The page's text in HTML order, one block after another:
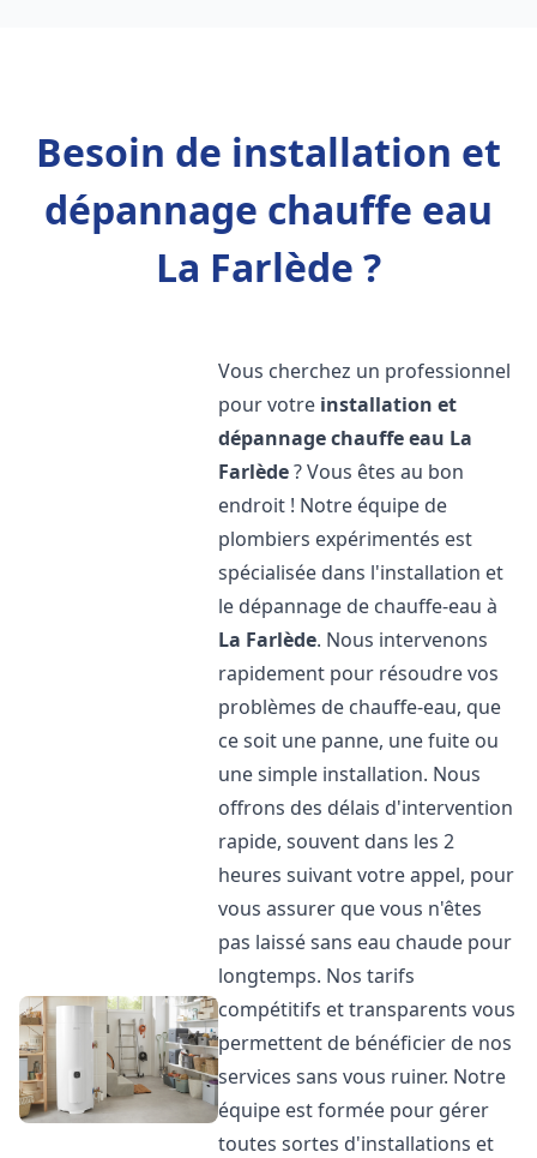
Besoin de installation et
dépannage chauffe eau
La Farlède ?
Vous cherchez un professionnel
pour votre installation et
dépannage chauffe eau La
Farlède? Vous êtes au bon
endroit ! Notre équipe de
plombiers expérimentés est
spécialisée dans l'installation et
le dépannage de chauffe-eau à
La Farlède. Nous intervenons
rapidement pour résoudre vos
problèmes de chauffe-eau, que
ce soit une panne, une fuite ou
une simple installation. Nous
offrons des délais d'intervention
rapide, souvent dans les 2
heures suivant votre appel, pour
vous assurer que vous n'êtes
pas laissé sans eau chaude pour
longtemps. Nos tarifs
compétitifs et transparents vous
permettent de bénéficier de nos
services sans vous ruiner. Notre
équipe est formée pour gérer
toutes sortes d'installations et